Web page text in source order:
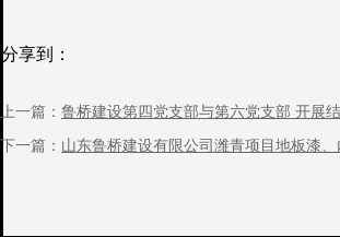
随后安耀峰同志为支部党员讲授题为“不忘
上一篇： 鲁桥建设第四党支部与第六党支部 开展
下一篇： 山东鲁桥建设有限公司潍青项目地板漆
分享到：